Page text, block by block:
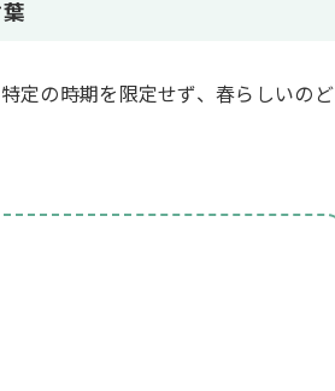
定の時期を限定せず、春らしいのど